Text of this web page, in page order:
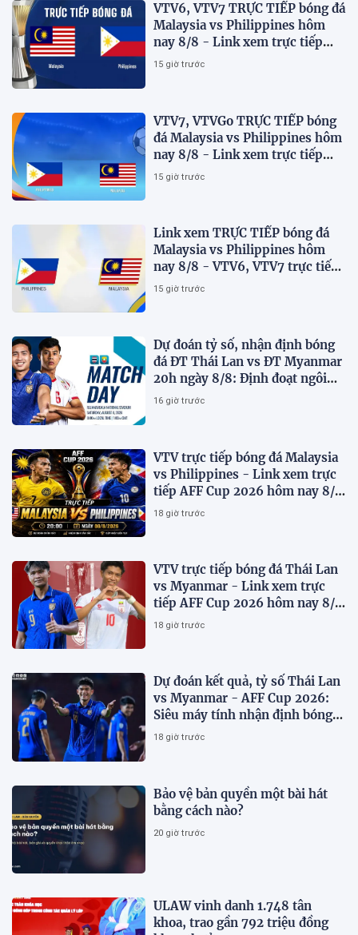
VTV6, VTV7 TRỰC TIẾP bóng đá
Malaysia vs Philippines hôm
nay 8/8 - Link xem trực tiếp
AFF Cup 2026 mới nhất
15 giờ trước
VTV7, VTVGo TRỰC TIẾP bóng
đá Malaysia vs Philippines hôm
nay 8/8 - Link xem trực tiếp
AFF Cup 2026 mới nhất
15 giờ trước
Link xem TRỰC TIẾP bóng đá
Malaysia vs Philippines hôm
nay 8/8 - VTV6, VTV7 trực tiếp
AFF Cup 2026
15 giờ trước
Dự đoán tỷ số, nhận định bóng
đá ĐT Thái Lan vs ĐT Myanmar
20h ngày 8/8: Định đoạt ngôi
đầu bảng
16 giờ trước
VTV trực tiếp bóng đá Malaysia
vs Philippines - Link xem trực
tiếp AFF Cup 2026 hôm nay 8/8
trên VTV7
18 giờ trước
VTV trực tiếp bóng đá Thái Lan
vs Myanmar - Link xem trực
tiếp AFF Cup 2026 hôm nay 8/8
trên VTV6
18 giờ trước
Dự đoán kết quả, tỷ số Thái Lan
vs Myanmar - AFF Cup 2026:
Siêu máy tính nhận định bóng
đá hôm nay 8/8
18 giờ trước
Bảo vệ bản quyền một bài hát
bằng cách nào?
20 giờ trước
ULAW vinh danh 1.748 tân
khoa, trao gần 792 triệu đồng